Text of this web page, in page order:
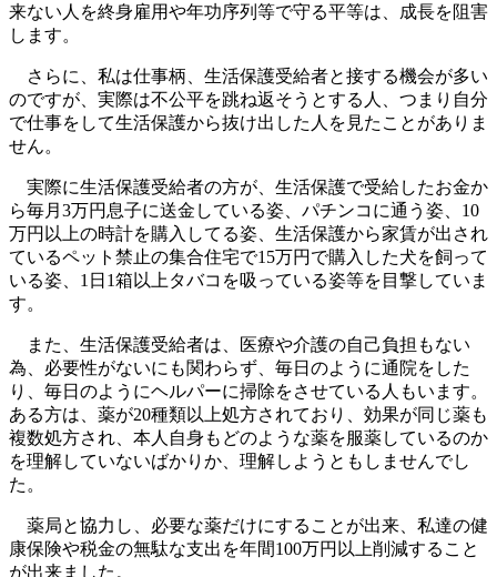
来ない人を終身雇用や年功序列等で守る平等は、成長を阻害
します。
さらに、私は仕事柄、生活保護受給者と接する機会が多い
のですが、実際は不公平を跳ね返そうとする人、つまり自分
で仕事をして生活保護から抜け出した人を見たことがありま
せん。
実際に生活保護受給者の方が、生活保護で受給したお金か
ら毎月3万円息子に送金している姿、パチンコに通う姿、10
万円以上の時計を購入してる姿、生活保護から家賃が出され
ているペット禁止の集合住宅で15万円で購入した犬を飼って
いる姿、1日1箱以上タバコを吸っている姿等を目撃していま
す。
また、生活保護受給者は、医療や介護の自己負担もない
為、必要性がないにも関わらず、毎日のように通院をした
り、毎日のようにヘルパーに掃除をさせている人もいます。
ある方は、薬が20種類以上処方されており、効果が同じ薬も
複数処方され、本人自身もどのような薬を服薬しているのか
を理解していないばかりか、理解しようともしませんでし
た。
薬局と協力し、必要な薬だけにすることが出来、私達の健
康保険や税金の無駄な支出を年間100万円以上削減すること
が出来ました。